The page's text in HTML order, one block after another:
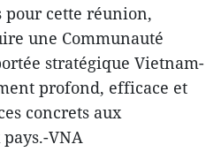
pour cette réunion,
une Communauté
stratégique Vietnam-
profond, efficace et
concrets aux
VNA